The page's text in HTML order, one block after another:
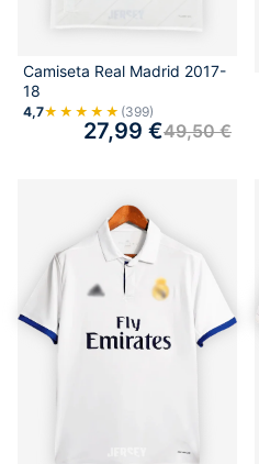
Camiseta Real Madrid 2017-
18
4,7★★★★★ (399)
49,50€
27,99 €